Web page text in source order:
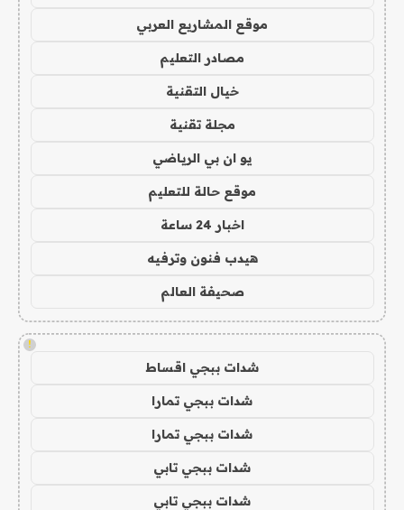
موقع المشاريع العربي
مصادر التعليم
خيال التقنية
مجلة تقنية
يو ان بي الرياضي
موقع حالة للتعليم
اخبار 24 ساعة
هيدب فنون وترفيه
صحيفة العالم
!
شدات ببجي اقساط
شدات ببجي تمارا
شدات ببجي تمارا
شدات ببجي تابي
شدات ببجي تابي